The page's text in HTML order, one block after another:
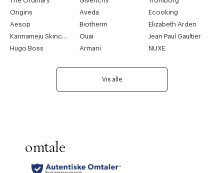
Origins
Aveda
Ecooking
Aesop
Biotherm
Elizabeth Arden
Ouai
Jean Paul Gaultier
Hugo Boss
Armani NUXE
Vis alle